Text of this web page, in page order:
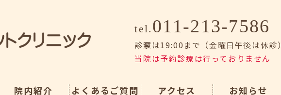
tel. 011-213-7586
診察は19:00まで（金曜日午後は休診）
当院は予約診療は行っておりません
院内紹介 よくあるご質問 アクセス お知らせ